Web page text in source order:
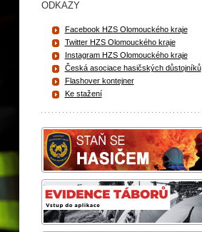
ODKAZY
Facebook HZS Olomouckého kraje
Twitter HZS Olomouckého kraje
Instagram HZS Olomouckého kraje
Česká asociace hasičských důstojníků
Flashover kontejner
Ke stažení